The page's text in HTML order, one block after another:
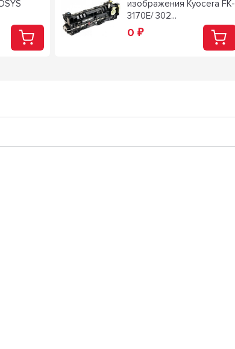
изображения Kyocera FK-
3170E/ 302...
0₽